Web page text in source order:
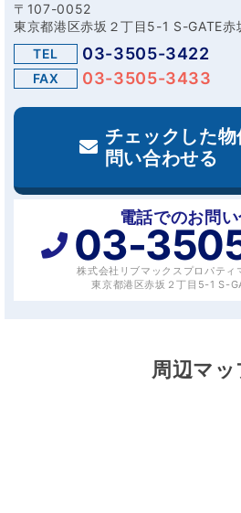
〒107-0052
東京都港区赤坂２丁目5-1 S-GATE赤
TEL
03-3505-3422
FAX 03-3505-3433
チェックした物
問い合わせる
電話でのお問
03-
株式会社リブマックスプロパティ
東京都港区赤坂２丁目5-1 S-
周辺マッ